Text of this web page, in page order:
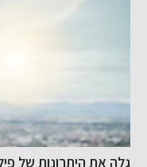
גלה את היתרונות של